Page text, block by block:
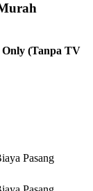
(Tanpa TV
Pasang